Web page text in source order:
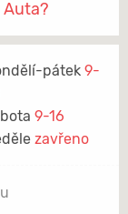
Auta?
pátek 9-
9-16
zavřeno